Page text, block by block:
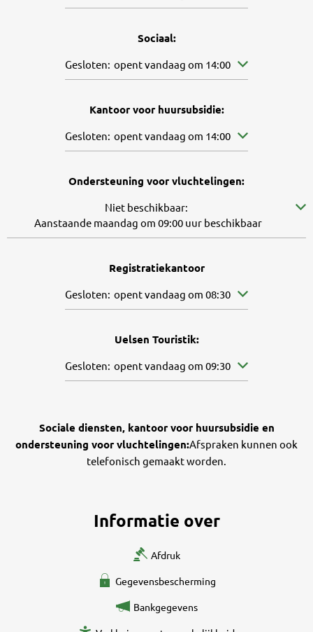
Sociaal:
Klik om andere openings- of sluitingstijden te
Gesloten: opent vandaag om 14:00
Kantoor voor huursubsidie:
Klik om andere openings- of sluitingstijden te
Gesloten: opent vandaag om 14:00
Ondersteuning voor vluchtelingen:
Klik om verdere beschikbaarheid te verbergen
Niet beschikbaar:
Aanstaande maandag om 09:00 uur beschikbaar
Registratiekantoor
Klik om andere openings- of sluitingstijden te
Gesloten: opent vandaag om 08:30
Uelsen Touristik:
Klik om andere openings- of sluitingstijden te
Gesloten: opent vandaag om 09:30
Sociale diensten, kantoor voor huursubsidie en
ondersteuning voor vluchtelingen:Afspraken kunnen ook
telefonisch gemaakt worden.
Informatie over
Afdruk
Gegevensbescherming
Bankgegevens